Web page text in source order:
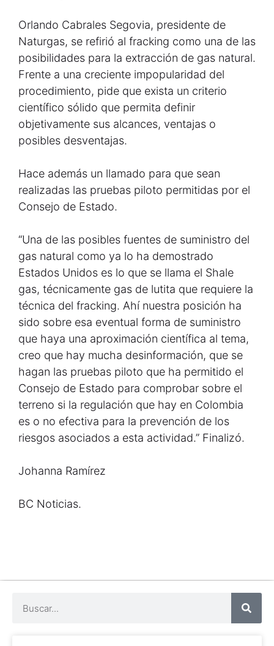
Orlando Cabrales Segovia, presidente de
Naturgas, se refirió al fracking como una de las
posibilidades para la extracción de gas natural.
Frente a una creciente impopularidad del
procedimiento, pide que exista un criterio
científico sólido que permita definir
objetivamente sus alcances, ventajas o
posibles desventajas.
Hace además un llamado para que sean
realizadas las pruebas piloto permitidas por el
Consejo de Estado.
“Una de las posibles fuentes de suministro del
gas natural como ya lo ha demostrado
Estados Unidos es lo que se llama el Shale
gas, técnicamente gas de lutita que requiere la
técnica del fracking. Ahí nuestra posición ha
sido sobre esa eventual forma de suministro
que haya una aproximación científica al tema,
creo que hay mucha desinformación, que se
hagan las pruebas piloto que ha permitido el
Consejo de Estado para comprobar sobre el
terreno si la regulación que hay en Colombia
es o no efectiva para la prevención de los
riesgos asociados a esta actividad.” Finalizó.
Johanna Ramírez
BC Noticias.